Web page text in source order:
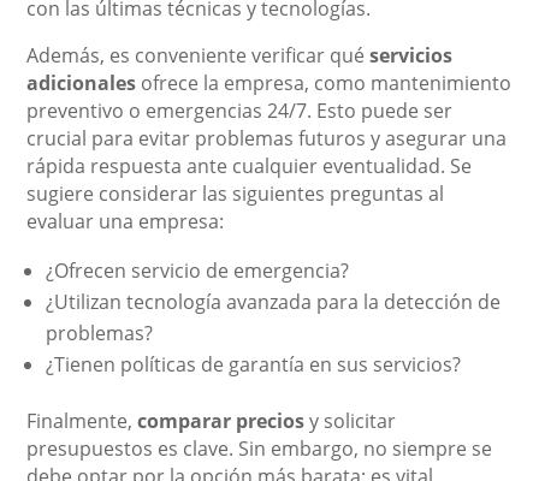
con las últimas técnicas y tecnologías.
Además, es conveniente verificar quéservicios
adicionales ofrece la empresa, como mantenimiento
preventivo o emergencias 24/7. Esto puede ser
crucial para evitar problemas futuros y asegurar una
rápida respuesta ante cualquier eventualidad. Se
sugiere considerar las siguientes preguntas al
evaluar una empresa:
¿Ofrecen servicio de emergencia?
¿Utilizan tecnología avanzada para la detección de
problemas?
¿Tienen políticas de garantía en sus servicios?
Finalmente,comparar preciosy solicitar
presupuestos es clave. Sin embargo, no siempre se